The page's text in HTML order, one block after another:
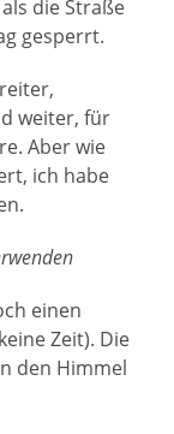
die Straße
gesperrt.
weiter, für
Aber wie
ich habe
einen
Zeit). Die
den Himmel